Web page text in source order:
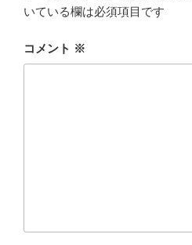
いている欄は必須項目です
コメント ※